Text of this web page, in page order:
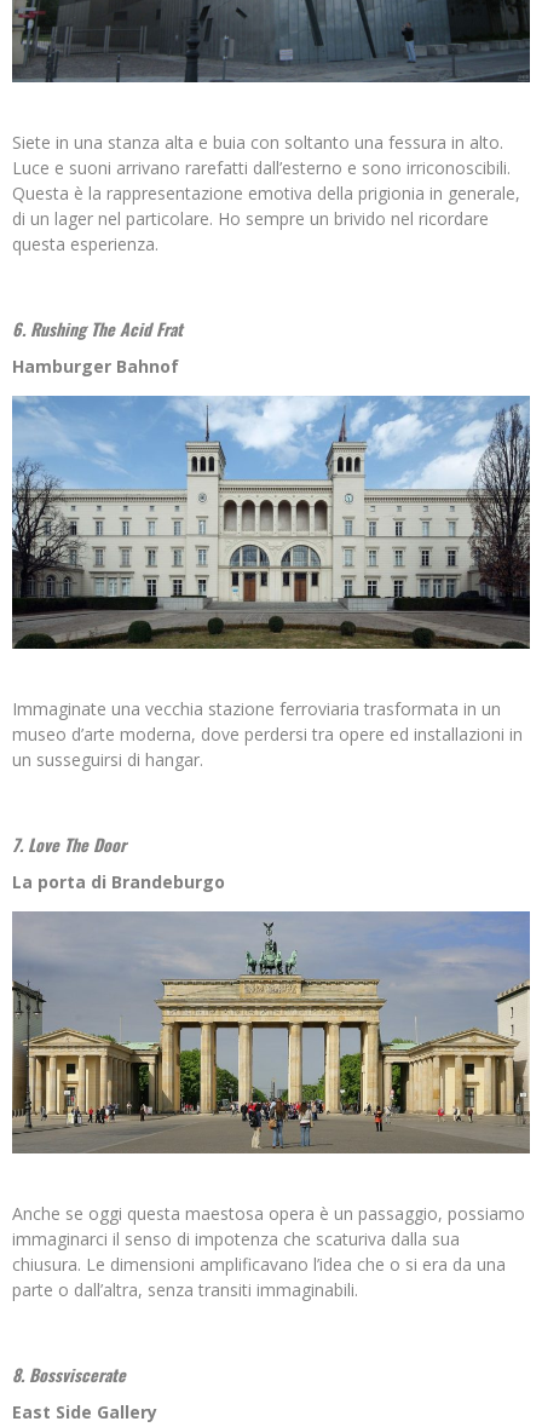
Siete in una stanza alta e buia con soltanto una fessura in alto.
Luce e suoni arrivano rarefatti dall’esterno e sono irriconoscibili.
Questa è la rappresentazione emotiva della prigionia in generale,
di un lager nel particolare. Ho sempre un brivido nel ricordare
questa esperienza.
6. Rushing The Acid Frat
Hamburger Bahnof
Immaginate una vecchia stazione ferroviaria trasformata in un
museo d’arte moderna, dove perdersi tra opere ed installazioni in
un susseguirsi di hangar.
7. Love The Door
La porta di Brandeburgo
Anche se oggi questa maestosa opera è un passaggio, possiamo
immaginarci il senso di impotenza che scaturiva dalla sua
chiusura. Le dimensioni amplificavano l’idea che o si era da una
parte o dall’altra, senza transiti immaginabili.
8. Bossviscerate
East Side Gallery